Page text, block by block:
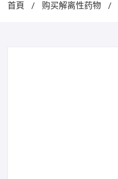
首頁 / 购买解离性药物 /